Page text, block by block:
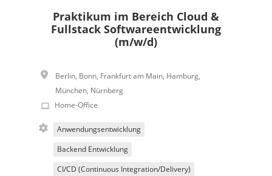
Praktikum im Bereich Cloud &
Fullstack Softwareentwicklung
(m/w/d)
Berlin, Bonn, Frankfurt am Main, Hamburg,
München, Nürnberg
Home-Office
Anwendungsentwicklung
Backend Entwicklung
CI/CD (Continuous Integration/Delivery)